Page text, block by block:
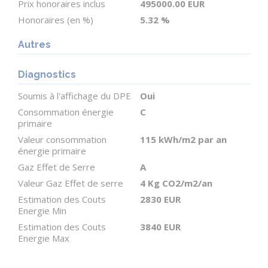
coin et une ravissante salle de bains. Au-dessus se
chauffe-eau, qui pourrait faire l'objet
d'aménagements supplémentaires.
Le café constitue un atout intéressant pour la
chambre d'hôtes : il dispose de sa propre entrée,
d'un bar, d'une machine à café professionnelle, de
tables et de chaises, ainsi que de toilettes séparées.
Les propriétaires actuels ont su préserver un bon
équilibre entre vie professionnelle et vie privée en
ouvrant le café 10 heures par semaine, mais cette
durée pourrait bien sûr être augmentée. Il est
également possible, si vous le souhaitez, de
Prix honoraires inclus
495000.00 EUR
Honoraires (en %)
5.32 %
Autres
Diagnostics
Soumis à l'affichage du DPE
Oui
Consommation énergie
primaire
C
Valeur consommation
énergie primaire
115 kWh/m2 par an
Gaz Effet de Serre
A
Valeur Gaz Effet de serre
4 Kg CO2/m2/an
Estimation des Couts
Energie Min
2830 EUR
Estimation des Couts
Energie Max
3840 EUR